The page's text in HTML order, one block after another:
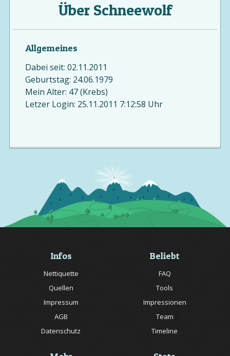
Über Schneewolf
Allgemeines
Dabei seit: 02.11.2011
Geburtstag: 24.06.1979
Mein Alter: 47 (Krebs)
Letzer Login: 25.11.2011 7:12:58 Uhr
Infos
Nettiquette
Quellen
Impressum
AGB
Datenschutz
Beliebt
FAQ
Tools
Impressionen
Team
Timeline